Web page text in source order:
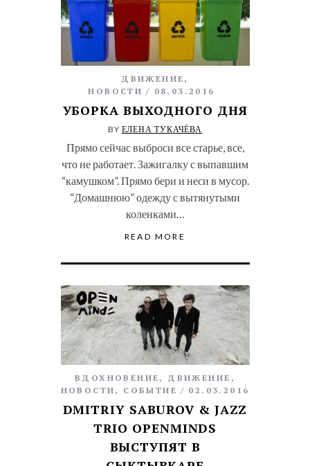
ДВИЖЕНИЕ ,
НОВОСТИ
08.03.2016
УБОРКА ВЫХОДНОГО ДНЯ
BY ЕЛЕНА ТУКАЧЁВА
Прямо сейчас выброси все старье, все,
что не работает. Зажигалку с выпавшим
“камушком”. Прямо бери и неси в мусор.
“Домашнюю” одежду с вытянутыми
коленками…
READ MORE
ВДОХНОВЕНИЕ , ДВИЖЕНИЕ ,
НОВОСТИ , СОБЫТИЕ 02.03.2016
DMITRIY SABUROV & JAZZ
TRIO OPENMINDS
ВЫСТУПЯТ В